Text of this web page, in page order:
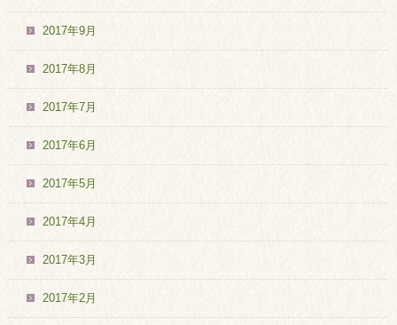
2017年9月
2017年8月
2017年7月
2017年6月
2017年5月
2017年4月
2017年3月
2017年2月